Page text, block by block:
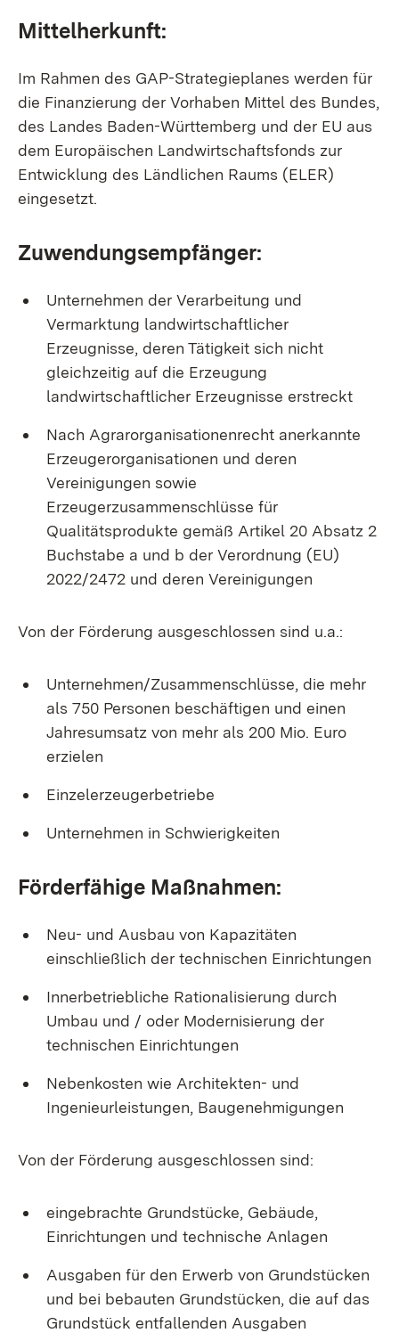
Mittelherkunft:
Im Rahmen des GAP-Strategieplanes werden für
die Finanzierung der Vorhaben Mittel des Bundes,
des Landes Baden-Württemberg und der EU aus
dem Europäischen Landwirtschaftsfonds zur
Entwicklung des Ländlichen Raums (ELER)
eingesetzt.
Zuwendungsempfänger:
Unternehmen der Verarbeitung und
Vermarktung landwirtschaftlicher
Erzeugnisse, deren Tätigkeit sich nicht
gleichzeitig auf die Erzeugung
landwirtschaftlicher Erzeugnisse erstreckt
Nach Agrarorganisationenrecht anerkannte
Erzeugerorganisationen und deren
Vereinigungen sowie
Erzeugerzusammenschlüsse für
Qualitätsprodukte gemäß Artikel 20 Absatz 2
Buchstabe a und b der Verordnung (EU)
2022/2472 und deren Vereinigungen
Von der Förderung ausgeschlossen sind u.a.:
Unternehmen/Zusammenschlüsse, die mehr
als 750 Personen beschäftigen und einen
Jahresumsatz von mehr als 200 Mio. Euro
erzielen
Einzelerzeugerbetriebe
Unternehmen in Schwierigkeiten
Förderfähige Maßnahmen:
Neu- und Ausbau von Kapazitäten
einschließlich der technischen Einrichtungen
Innerbetriebliche Rationalisierung durch
Umbau und / oder Modernisierung der
technischen Einrichtungen
Nebenkosten wie Architekten- und
Ingenieurleistungen, Baugenehmigungen
Von der Förderung ausgeschlossen sind:
eingebrachte Grundstücke, Gebäude,
Einrichtungen und technische Anlagen
Ausgaben für den Erwerb von Grundstücken
und bei bebauten Grundstücken, die auf das
Grundstück entfallenden Ausgaben